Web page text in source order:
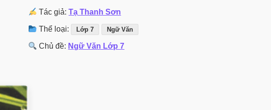
Tác giả:Tạ Thanh Sơn
Thể loại: Lớp 7 Ngữ Văn
Chủ đề: Ngữ Văn Lớp 7